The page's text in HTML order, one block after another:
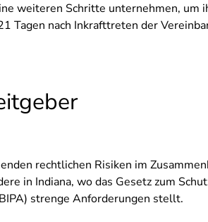
weiteren Schritte unternehmen, um
Tagen nach Inkrafttreten der
rechtlichen Risiken im
in Indiana, wo das Gesetz zum
strenge Anforderungen stellt.